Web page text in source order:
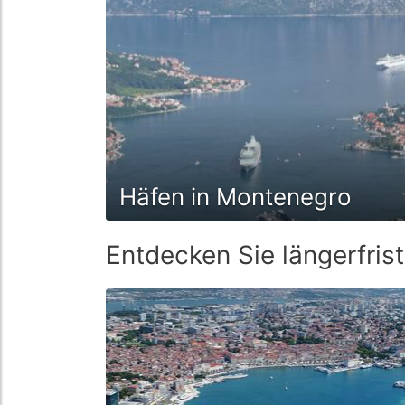
Häfen in Montenegro
Entdecken Sie